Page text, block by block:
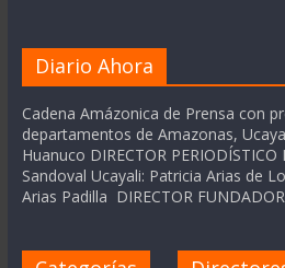
Diario Ahora
Cadena Amázonica de Prensa con
departamentos de Amazonas,
Huanuco DIRECTOR
Sandoval Ucayali: Patricia Arias de
Arias Padilla DIRECTOR